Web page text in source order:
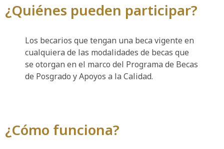
¿Quiénes pueden participar?
Los becarios que tengan una beca vigente en
cualquiera de las modalidades de becas que
se otorgan en el marco del Programa de Becas
de Posgrado y Apoyos a la Calidad.
¿Cómo funciona?